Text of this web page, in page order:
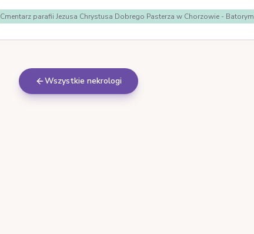
Cmentarz parafii Jezusa Chrystusa Dobrego Pasterza w Chorzowie - Batorym
Wszystkie nekrologi